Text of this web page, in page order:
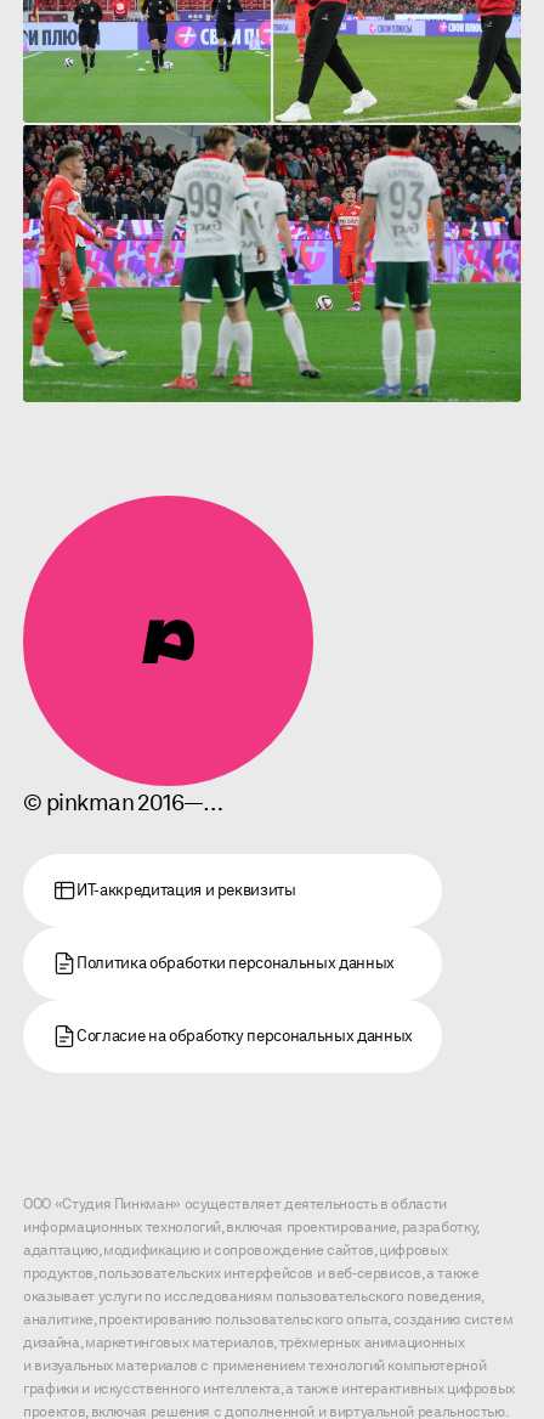
© pinkman 2016—…
ИТ-аккредитация и реквизиты
Политика обработки персональных данных
Согласие на обработку персональных данных
ООО «Студия Пинкман» осуществляет деятельность в области
информационных технологий, включая проектирование, разработку,
адаптацию, модификацию и сопровождение сайтов, цифровых
продуктов, пользовательских интерфейсов и веб-сервисов, а также
оказывает услуги по исследованиям пользовательского поведения,
аналитике, проектированию пользовательского опыта, созданию систем
дизайна, маркетинговых материалов, трёхмерных анимационных
и визуальных материалов с применением технологий компьютерной
графики и искусственного интеллекта, а также интерактивных цифровых
проектов, включая решения с дополненной и виртуальной реальностью.